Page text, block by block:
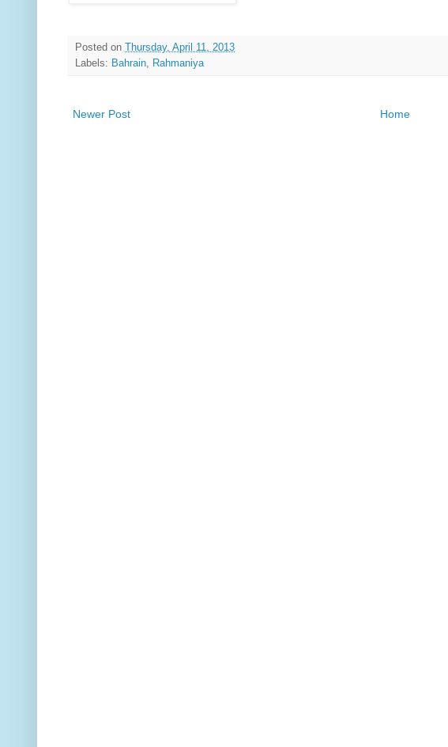
Posted on
Thursday, April 11, 2013
Labels: Bahrain, Rahmaniya
Newer Post Home